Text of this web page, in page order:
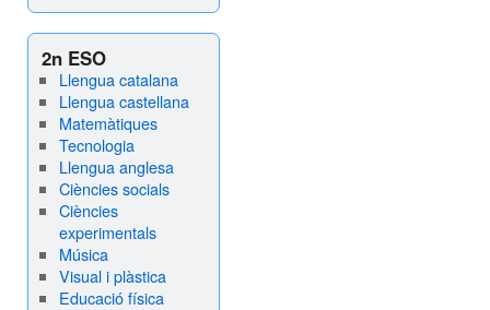
2n ESO
Llengua catalana
Llengua castellana
Matemàtiques
Tecnologia
Llengua anglesa
Ciències socials
Ciències
experimentals
Música
Visual i plàstica
Educació física